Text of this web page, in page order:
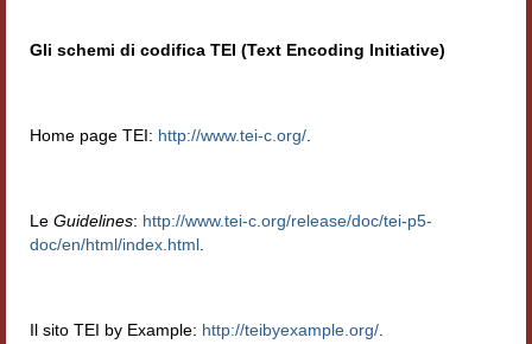
Gli schemi di codifica TEI (Text Encoding Initiative)
Home page TEI: http://www.tei-c.org/
Le Guidelines: http://www.tei-c.org/release/doc/tei-p5-
doc/en/html/index.html
Il sito TEI by Example: http://teibyexample.org/